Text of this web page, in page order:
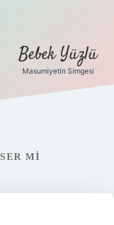
Bebek Yüzlü
Masumiyetin Simgesi
MI